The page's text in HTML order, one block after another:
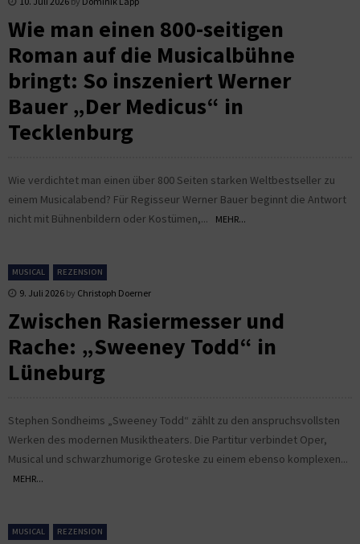
Wie man einen 800-seitigen
Roman auf die Musicalbühne
bringt: So inszeniert Werner
Bauer „Der Medicus“ in
Tecklenburg
Wie verdichtet man einen über 800 Seiten starken Weltbestseller zu
einem Musicalabend? Für Regisseur Werner Bauer beginnt die Antwort
nicht mit Bühnenbildern oder Kostümen,...
MEHR...
MUSICAL REZENSION
9. Juli 2026 by Christoph Doerner
Zwischen Rasiermesser und
Rache: „Sweeney Todd“ in
Lüneburg
Stephen Sondheims „Sweeney Todd“ zählt zu den anspruchsvollsten
Werken des modernen Musiktheaters. Die Partitur verbindet Oper,
Musical und schwarzhumorige Groteske zu einem ebenso komplexen...
MEHR...
MUSICAL REZENSION